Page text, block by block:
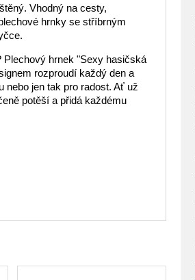
Vhodný na cesty,
hrnky se stříbrným
Plechový hrnek "Sexy hasičská
rozproudí každý den a
jen tak pro radost. Ať už
potěší a přidá každému